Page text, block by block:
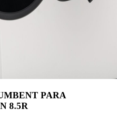
PARA
8.5R